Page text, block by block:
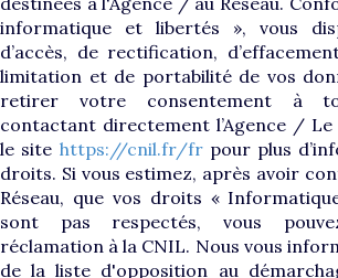
informatique et libertés », vous
d’accès, de rectification,
limitation et de portabilité de vos
retirer votre consentement à
contactant directement l’Agence / Le
le site https://cnil.fr/frpour plus
droits. Si vous estimez, après avoir
Réseau, que vos droits «
sont pas respectés, vous
réclamation à la CNIL. Nous vous
de la liste d'opposition au